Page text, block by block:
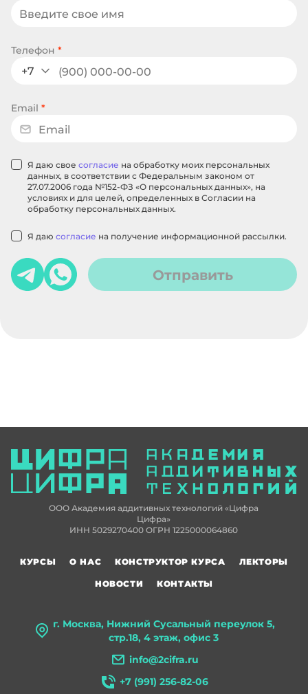
Телефон *
+7
Email *
Я даю свое согласие на обработку моих персональных
данных, в соответствии с Федеральным законом от
27.07.2006 года №152-ФЗ «О персональных данных», на
условиях и для целей, определенных в Согласии на
обработку персональных данных.
Я даю согласие на получение информационной рассылки.
Отправить
ООО Академия аддитивных технологий «Цифра
Цифра»
ИНН 5029270400 ОГРН 1225000064860
г. Москва, Нижний Сусальный переулок 5,
стр.18, 4 этаж, офис 3
info@2cifra.ru
+7 (991) 256-82-06
КУРСЫ О НАС КОНСТРУКТОР КУРСА
ЛЕКТОРЫ
НОВОСТИ
КОНТАКТЫ